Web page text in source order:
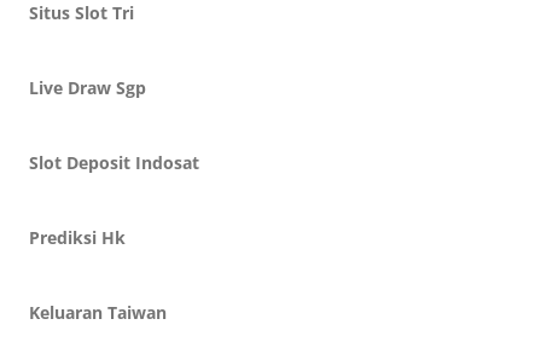
Situs Slot Tri
Live Draw Sgp
Slot Deposit Indosat
Prediksi Hk
Keluaran Taiwan